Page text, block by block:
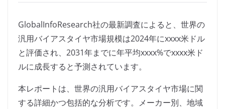
GlobalInfoResearch社の最新調査によると、世界の
汎用バイアスタイヤ市場規模は2024年にxxxx米ドル
と評価され、2031年までに年平均xxxx%でxxxx米ド
ルに成長すると予測されています。
本レポートは、世界の汎用バイアスタイヤ市場に関
する詳細かつ包括的な分析です。メーカー別、地域